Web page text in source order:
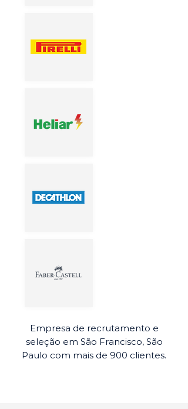
Empresa de recrutamento e
seleção em São Francisco, São
Paulo com mais de 900 clientes.